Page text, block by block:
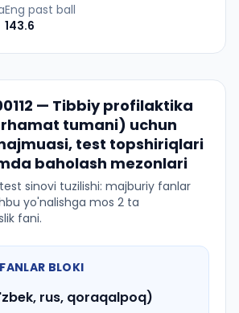
Eng past ball
143.6
— Tibbiy profilaktika
tumani) uchun
test topshiriqlari
baholash mezonlari
sinovi tuzilishi: majburiy fanlar
yo'nalishga mos 2 ta
fani.
BLOKI
rus, qoraqalpoq)